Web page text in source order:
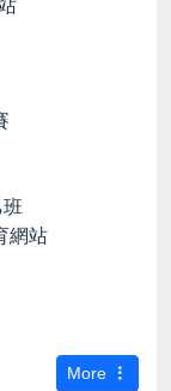
網站
More